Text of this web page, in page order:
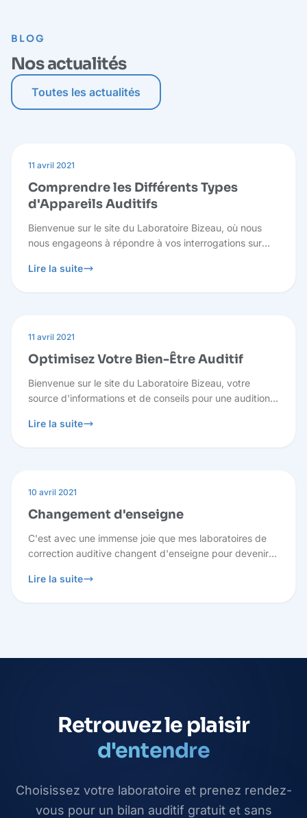
BLOG
Nos actualités
Toutes les actualités
11 avril 2021
Comprendre les Différents Types
d'Appareils Auditifs
Bienvenue sur le site du Laboratoire Bizeau, où nous
nous engageons à répondre à vos interrogations sur
pour prendre des décisions éclairées concernant votre
Lire la suite
11 avril 2021
Optimisez Votre Bien-Être Auditif
Bienvenue sur le site du Laboratoire Bizeau, votre
source d'informations et de conseils pour une audition
des questions, c'est pourquoi nous sommes là pour
Lire la suite
10 avril 2021
Changement d'enseigne
C'est avec une immense joie que mes laboratoires de
correction auditive changent d'enseigne pour devenir :
moi la plus belle promesse que je pouvais faire aux
Lire la suite
Retrouvez le plaisir
d'entendre
Choisissez votre laboratoire et prenez rendez-
vous pour un bilan auditif gratuit et sans